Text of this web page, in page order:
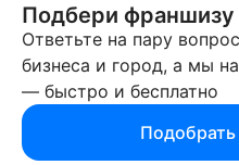
правообладатель.
© 2013-2026 Бизнесменс.ру.
166109472099 ОГРН
При использовании материалов
обязательна. 12+
Подбери франшизу
Ответьте на пару
бизнеса и город, а мы
— быстро и бесплатно